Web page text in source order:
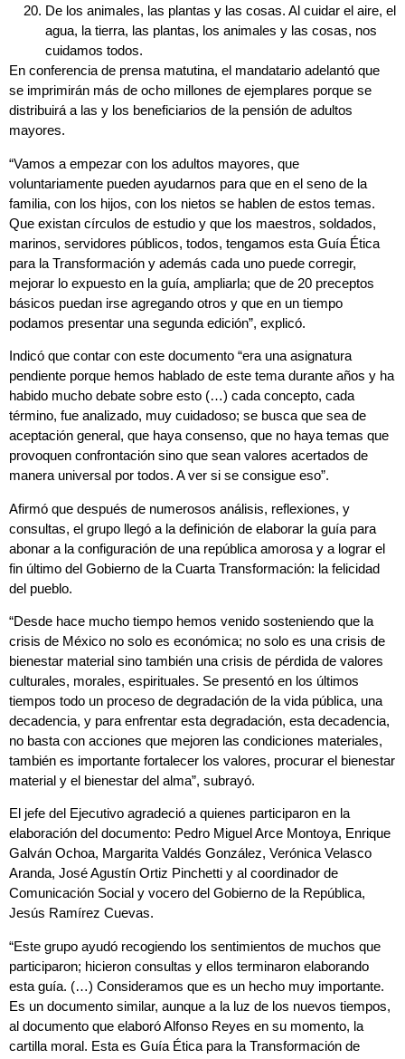
De los animales, las plantas y las cosas. Al cuidar el aire, el
agua, la tierra, las plantas, los animales y las cosas, nos
cuidamos todos.
En conferencia de prensa matutina, el mandatario adelantó que
se imprimirán más de ocho millones de ejemplares porque se
distribuirá a las y los beneficiarios de la pensión de adultos
mayores.
“Vamos a empezar con los adultos mayores, que
voluntariamente pueden ayudarnos para que en el seno de la
familia, con los hijos, con los nietos se hablen de estos temas.
Que existan círculos de estudio y que los maestros, soldados,
marinos, servidores públicos, todos, tengamos esta Guía Ética
para la Transformación y además cada uno puede corregir,
mejorar lo expuesto en la guía, ampliarla; que de 20 preceptos
básicos puedan irse agregando otros y que en un tiempo
podamos presentar una segunda edición”, explicó.
Indicó que contar con este documento “era una asignatura
pendiente porque hemos hablado de este tema durante años y ha
habido mucho debate sobre esto (…) cada concepto, cada
término, fue analizado, muy cuidadoso; se busca que sea de
aceptación general, que haya consenso, que no haya temas que
provoquen confrontación sino que sean valores acertados de
manera universal por todos. A ver si se consigue eso”.
Afirmó que después de numerosos análisis, reflexiones, y
consultas, el grupo llegó a la definición de elaborar la guía para
abonar a la configuración de una república amorosa y a lograr el
fin último del Gobierno de la Cuarta Transformación: la felicidad
del pueblo.
“Desde hace mucho tiempo hemos venido sosteniendo que la
crisis de México no solo es económica; no solo es una crisis de
bienestar material sino también una crisis de pérdida de valores
culturales, morales, espirituales. Se presentó en los últimos
tiempos todo un proceso de degradación de la vida pública, una
decadencia, y para enfrentar esta degradación, esta decadencia,
no basta con acciones que mejoren las condiciones materiales,
también es importante fortalecer los valores, procurar el bienestar
material y el bienestar del alma”, subrayó.
El jefe del Ejecutivo agradeció a quienes participaron en la
elaboración del documento: Pedro Miguel Arce Montoya, Enrique
Galván Ochoa, Margarita Valdés González, Verónica Velasco
Aranda, José Agustín Ortiz Pinchetti y al coordinador de
Comunicación Social y vocero del Gobierno de la República,
Jesús Ramírez Cuevas.
“Este grupo ayudó recogiendo los sentimientos de muchos que
participaron; hicieron consultas y ellos terminaron elaborando
esta guía. (…) Consideramos que es un hecho muy importante.
Es un documento similar, aunque a la luz de los nuevos tiempos,
al documento que elaboró Alfonso Reyes en su momento, la
cartilla moral. Esta es Guía Ética para la Transformación de